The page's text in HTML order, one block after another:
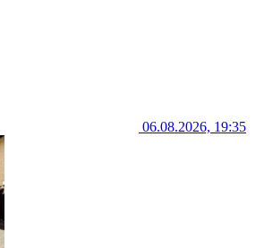
06.08.2026, 19:35